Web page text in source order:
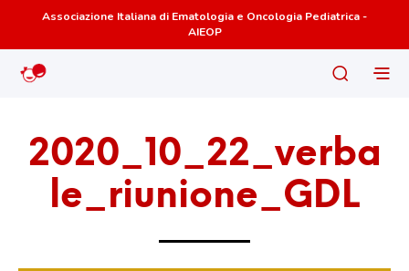
Associazione Italiana di Ematologia e Oncologia Pediatrica -
AIEOP
2020_10_22_verba
le_riunione_GDL